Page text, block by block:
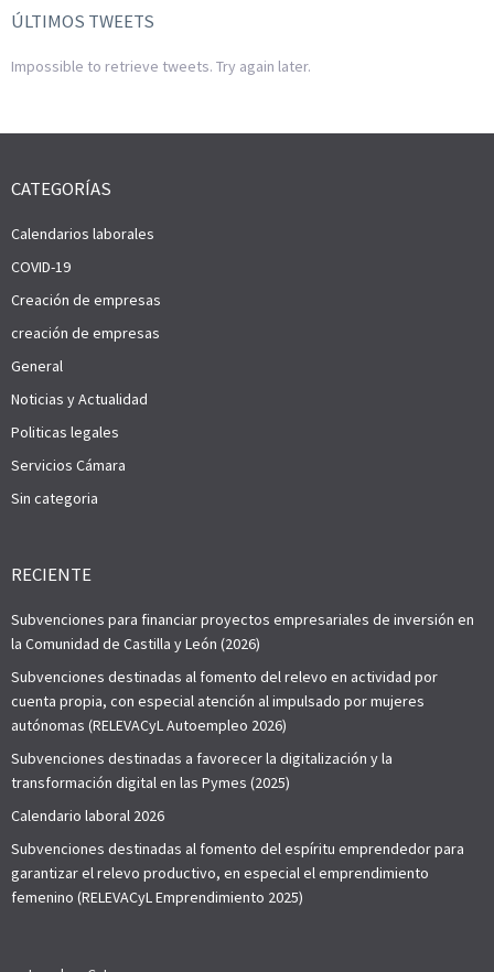
ÚLTIMOS TWEETS
Impossible to retrieve tweets. Try again later.
CATEGORÍAS
Calendarios laborales
COVID-19
Creación de empresas
creación de empresas
General
Noticias y Actualidad
Politicas legales
Servicios Cámara
Sin categoria
RECIENTE
Subvenciones para financiar proyectos empresariales de inversión en
la Comunidad de Castilla y León (2026)
Subvenciones destinadas al fomento del relevo en actividad por
cuenta propia, con especial atención al impulsado por mujeres
autónomas (RELEVACyL Autoempleo 2026)
Subvenciones destinadas a favorecer la digitalización y la
transformación digital en las Pymes (2025)
Calendario laboral 2026
Subvenciones destinadas al fomento del espíritu emprendedor para
garantizar el relevo productivo, en especial el emprendimiento
femenino (RELEVACyL Emprendimiento 2025)